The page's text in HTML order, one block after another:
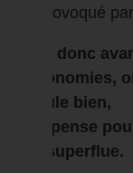
provoqué
C'est donc
d'économies,
calcule bien,
la dépense
pas superflue.